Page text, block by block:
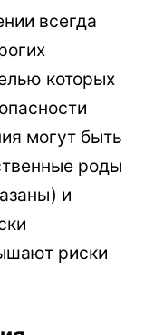
всегда
которых
могут быть
роды
и
риски